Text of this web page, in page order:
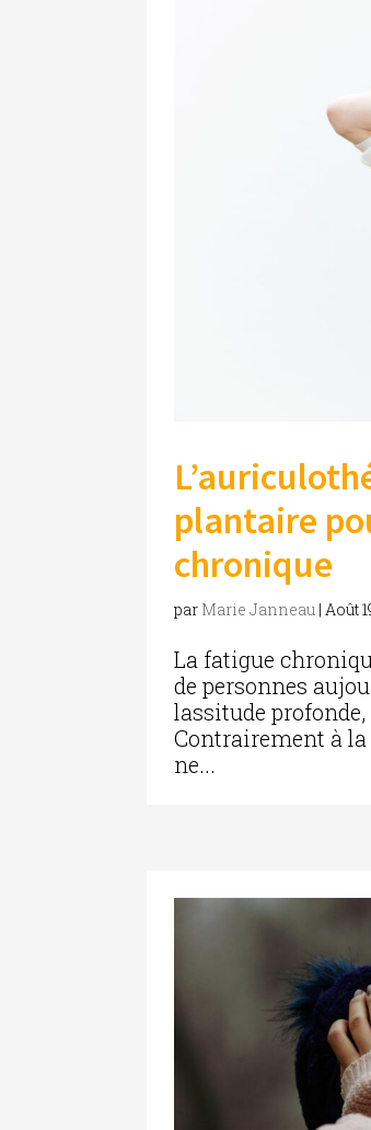
plantaire
chronique
par Marie Janneau |Août
La fatigue
de personnes
lassitude
Contrairement à la
ne...